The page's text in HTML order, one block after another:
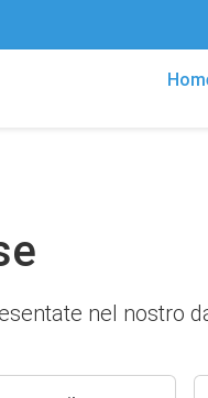
nel nostro